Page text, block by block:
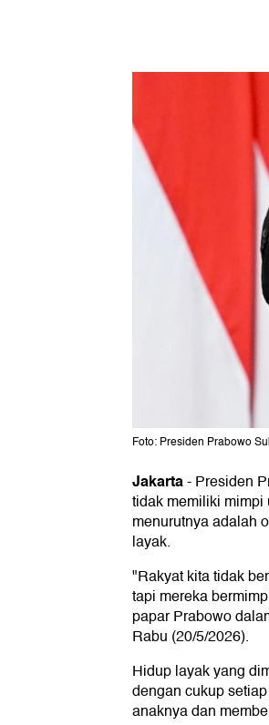
Foto: Presiden Prabowo
Jakarta-Presiden
tidak memiliki
menurutnya adalah
layak.
"Rakyat kita tidak
tapi mereka
papar Prabowo
Rabu (20/5/2026).
Hidup layak yang
dengan cukup
anaknya dan